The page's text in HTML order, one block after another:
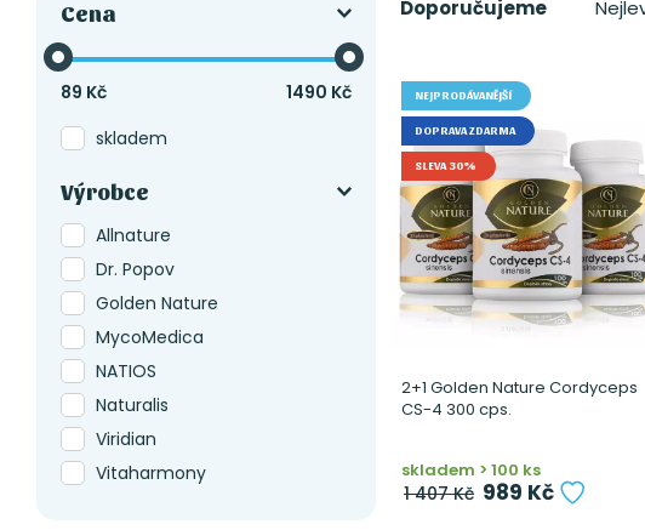
Doporučujeme
NEJPRODÁVANĚJŠÍ
DOPRAVA ZDARMA
SLEVA 30%
2+1 Golden Nature Cordyceps
CS-4 300 cps.
skladem > 100 ks
1 407 Kč 989 Kč
Cena
89 Kč 1490 Kč
skladem
Výrobce
Allnature
Dr. Popov
Golden Nature
MycoMedica
NATIOS
Naturalis
Viridian
Vitaharmony